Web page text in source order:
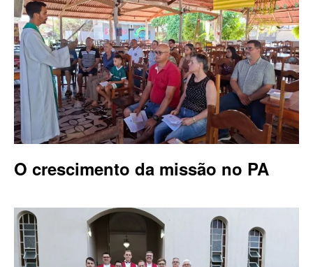
O crescimento da missão no PA